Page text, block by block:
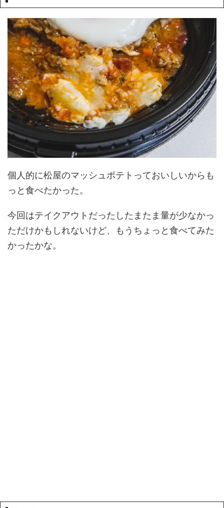
個人的に松屋のマッシュポテトっておいしいからも
っと食べたかった。
今回はテイクアウトだったしたまたま量が少なかっ
ただけかもしれないけど、もうちょっと食べてみた
かったかな。